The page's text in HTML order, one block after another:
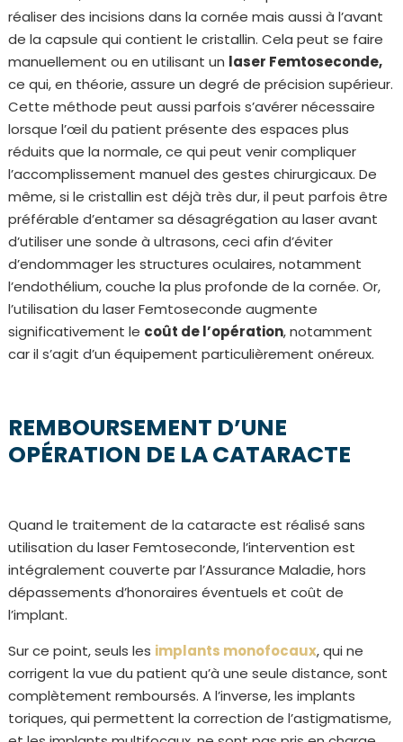
réaliser des incisions dans la cornée mais aussi à l’avant
de la capsule qui contient le cristallin. Cela peut se faire
manuellement ou en utilisant un laser Femtoseconde,
ce qui, en théorie, assure un degré de précision supérieur.
Cette méthode peut aussi parfois s’avérer nécessaire
lorsque l’œil du patient présente des espaces plus
réduits que la normale, ce qui peut venir compliquer
l’accomplissement manuel des gestes chirurgicaux. De
même, si le cristallin est déjà très dur, il peut parfois être
préférable d’entamer sa désagrégation au laser avant
d’utiliser une sonde à ultrasons, ceci afin d’éviter
d’endommager les structures oculaires, notamment
l’endothélium, couche la plus profonde de la cornée. Or,
l’utilisation du laser Femtoseconde augmente
significativement le coût de l’opération, notamment
car il s’agit d’un équipement particulièrement onéreux.
REMBOURSEMENT D’UNE
OPÉRATION DE LA CATARACTE
Quand le traitement de la cataracte est réalisé sans
utilisation du laser Femtoseconde, l’intervention est
intégralement couverte par l’Assurance Maladie, hors
dépassements d’honoraires éventuels et coût de
l’implant.
Sur ce point, seuls les implants monofocaux, qui ne
corrigent la vue du patient qu’à une seule distance, sont
complètement remboursés. A l’inverse, les implants
toriques, qui permettent la correction de l’astigmatisme,